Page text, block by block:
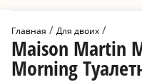
Главная / Для двоих /
Maison Martin
Morning